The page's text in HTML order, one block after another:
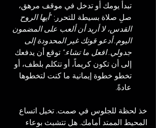
تبدأ يومك أو تدخل في موقف مرهق،
صلِ صلاة بسيطة للتحرر: ”أيها الروح
القدس، لا أريد أن ألعب على المضمون
اليوم. أدعو قوتك غير المحدودة إلى
جدولي. افعل ما تشاء.“ توقع أن يدفعك
إلى أن تكون كريماً، أو تتكلم بلطف، أو
تخطو خطوة إيمانية ما كنت لتخطوها
عادةً.
خذ لحظة للجلوس في صمت. تخيل اتساع
المحيط الممتد أمامك. هل تتشبث بوعاء